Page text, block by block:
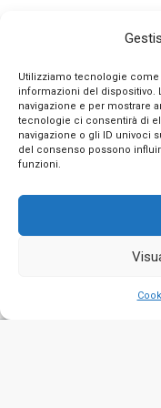
Utilizziamo tecnologie
informazioni del dispositivo.
navigazione e per mostrare
tecnologie ci consentirà di
navigazione o gli ID univoci
del consenso possono
funzioni.
INFO
SEGUICI SUI SOCIAL